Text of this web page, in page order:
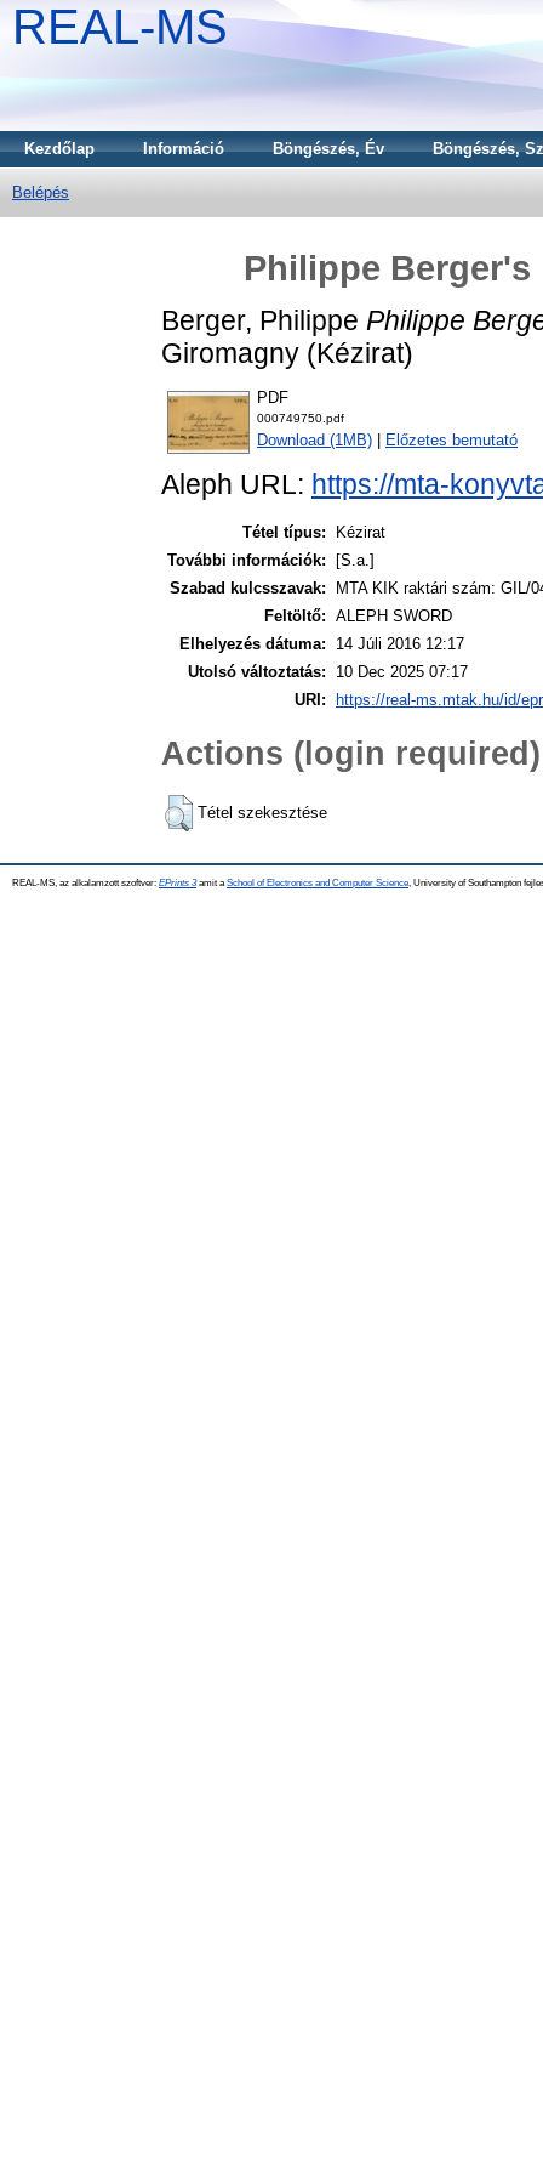
REAL-MS
Kezdőlap Információ Böngészés, Év Böngészés,
Belépés
Philippe
Berger, Philippe Philippe
Giromagny (Kézirat)
PDF
000749750.pdf
Download (1MB) Előzetes bemutató
Aleph URL: https://mta-
Tétel típus:
Kézirat
További információk:
[S.a.]
Szabad kulcsszavak:
MTA KIK raktári szám: GIL/
Feltöltő: ALEPH SWORD
Elhelyezés dátuma:
14 Júli 2016 12:17
Utolsó változtatás:
10 Dec 2025 07:17
URI:
https://real-ms.mtak.hu/id/
Actions (login required)
Tétel szekesztése
REAL-MS, az alkalamzott szoftver: EPrints 3amit a School of Electronics and Computer Science , University of Southampton